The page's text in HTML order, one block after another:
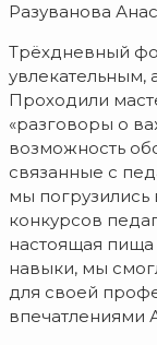
Разуванова
Трёхдневный
увлекательным,
Проходили
«разговоры о
возможность
связанные с
мы
конкурсов
настоящая
навыки, мы
для своей
впечатлениями